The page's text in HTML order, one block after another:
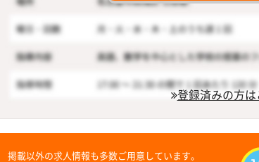
登録済みの方
掲載以外の求人情報も多数ご用意しています。